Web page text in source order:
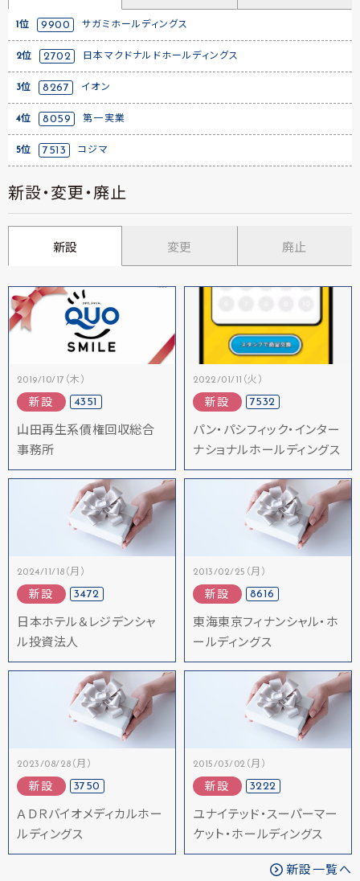
1位 9900 サガミホールディングス
2位 2702 日本マクドナルドホールディングス
3位 8267 イオン
4位 8059 第一実業
5位 7513 コジマ
新設・変更・廃止
新設 変更 廃止
2019/10/17（木）
新設 4351
山田再生系債権回収総合
事務所
2022/01/11（火）
新設 7532
パン・パシフィック・インター
ナショナルホールディングス
2024/11/18（月）
新設 3472
日本ホテル＆レジデンシャ
ル投資法人
2013/02/25（月）
新設 8616
東海東京フィナンシャル・ホ
ールディングス
2023/08/28（月）
新設 3750
ＡＤＲバイオメディカルホー
ルディングス
2015/03/02（月）
新設 3222
ユナイテッド・スーパーマー
ケット・ホールディングス
新設一覧へ